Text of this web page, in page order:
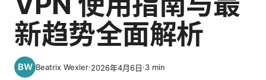
新趋势全面解析
Beatrix Wexler·2026年4月6日·3 min